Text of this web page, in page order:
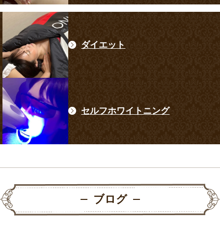
ダイエット
セルフホワイトニング
ブログ